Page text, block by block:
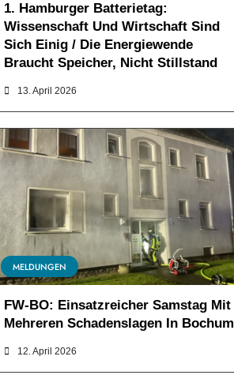
1. Hamburger Batterietag:
Wissenschaft Und Wirtschaft Sind
Sich Einig / Die Energiewende
Braucht Speicher, Nicht Stillstand
13. April 2026
MELDUNGEN
FW-BO: Einsatzreicher Samstag Mit
Mehreren Schadenslagen In Bochum
12. April 2026